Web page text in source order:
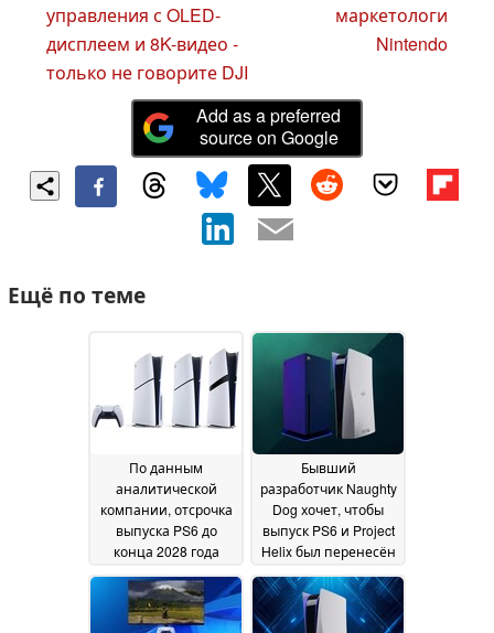
управления с OLED-
дисплеем и 8K-видео -
только не говорите DJI
маркетологи
Nintendo
Add as a preferred
source on Google
Ещё по теме
По данным
аналитической
компании, отсрочка
выпуска PS6 до
конца 2028 года
«практически
неизбежна»03 July
2026
Бывший
разработчик Naughty
Dog хочет, чтобы
выпуск PS6 и Project
Helix был перенесён
на 2030 год и далее
30 June 2026